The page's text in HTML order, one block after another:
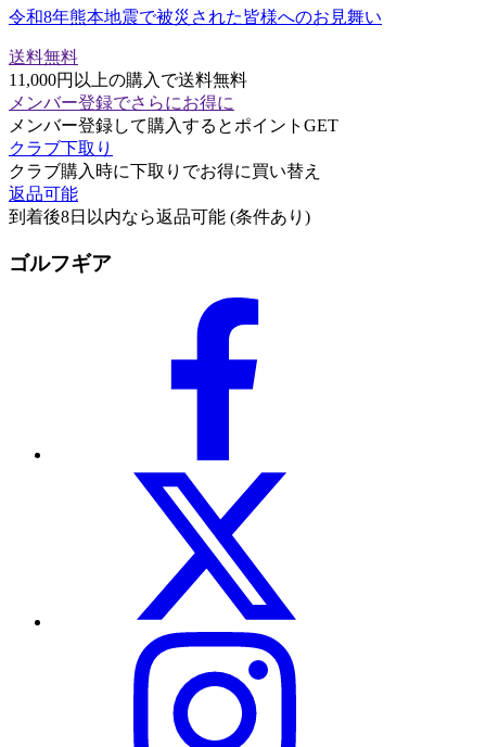
令和8年熊本地震で被災された皆様へのお見舞い
送料無料
11,000円以上の購入で送料無料
メンバー登録でさらにお得に
メンバー登録して購入するとポイントGET
クラブ下取り
クラブ購入時に下取りでお得に買い替え
返品可能
到着後8日以内なら返品可能 (条件あり)
ゴルフギア